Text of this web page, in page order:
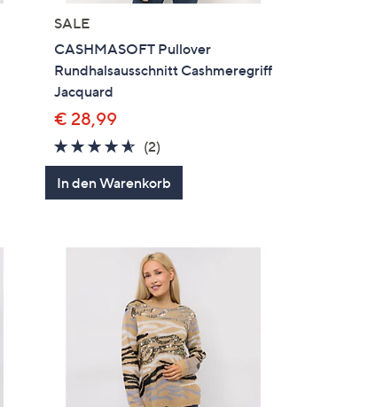
SALE
CASHMASOFT Pullover
Rundhalsausschnitt Cashmeregriff
Jacquard
€ 28,99
4.5
von
5
(2)
Bewertungen
In den Warenkorb